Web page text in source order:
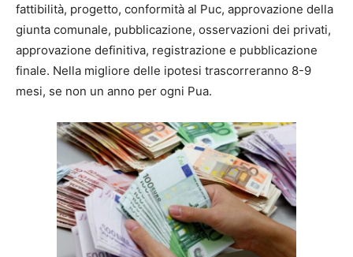
fattibilità, progetto, conformità al Puc, approvazione della
giunta comunale, pubblicazione, osservazioni dei privati,
approvazione definitiva, registrazione e pubblicazione
finale. Nella migliore delle ipotesi trascorreranno 8-9
mesi, se non un anno per ogni Pua.